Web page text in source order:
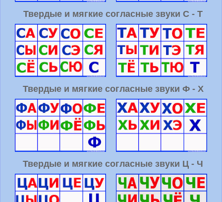
Твердые и мягкие согласные звуки С - Т
Твердые и мягкие согласные звуки Ф - Х
Твердые и мягкие согласные звуки Ц - Ч